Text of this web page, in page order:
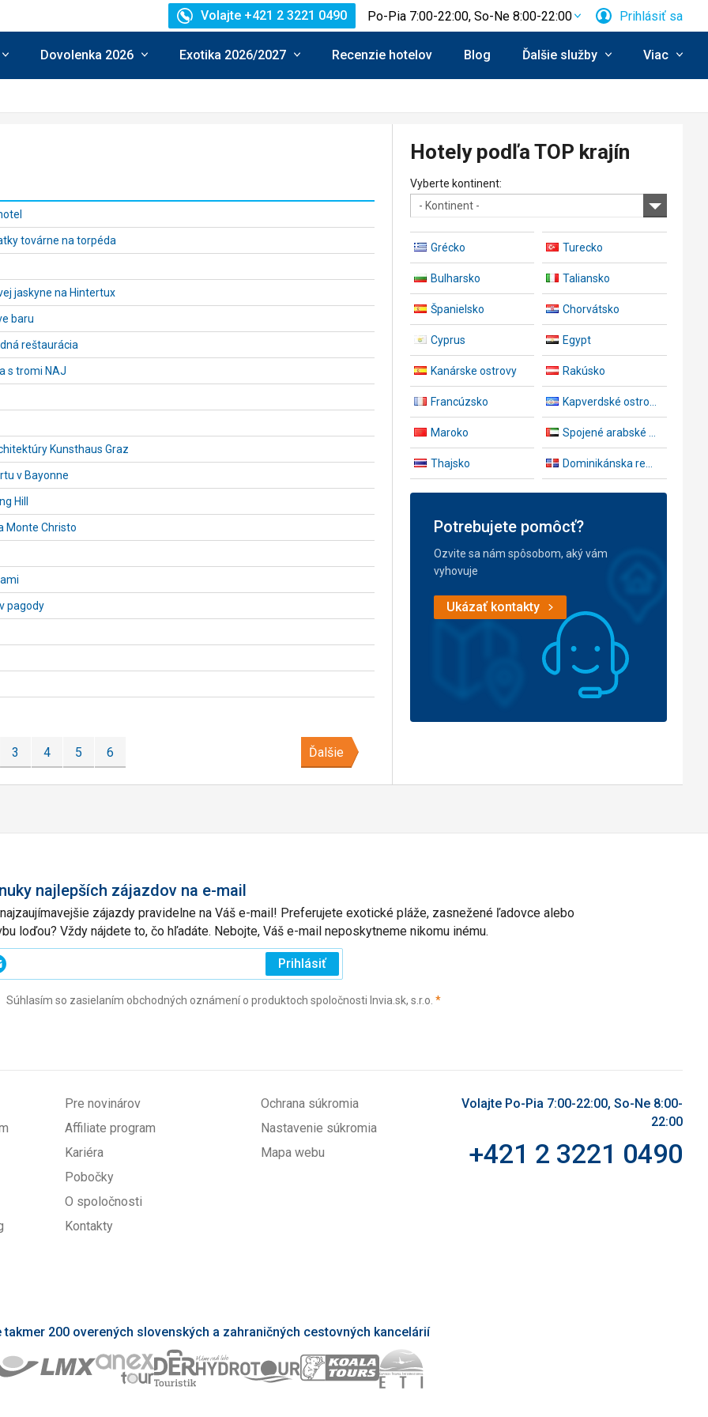
Volajte +421 2 3221 0490 Po-Pia 7:00-22:00, So-Ne 8:00-22:00 Prihlásiť sa
Dovolenka 2026 Exotika 2026/2027 Recenzie hotelov Blog Ďalšie služby Viac
továrne na torpéda
jaskyne na Hintertux
baru
reštaurácia
s tromi NAJ
Kunsthaus Graz
v Bayonne
Hill
Monte Christo
pagody
3 4 5 6 Ďalšie
Hotely podľa TOP krajín
Vyberte kontinent:
- Kontinent -
Grécko Turecko
Bulharsko Taliansko
Španielsko Chorvátsko
Cyprus Egypt
Kanárske ostrovy Rakúsko
Francúzsko Kapverdské ostrovy
Maroko Spojené arabské emiráty
Thajsko Dominikánska republika
Potrebujete pomôcť?
Ozvite sa nám spôsobom, aký vám
vyhovuje
Ukázať kontakty
najlepších zájazdov na e-mail
zájazdy pravidelne na Váš e-mail! Preferujete exotické pláže, zasnežené ľadovce alebo
loďou? Vždy nájdete to, čo hľadáte. Nebojte, Váš e-mail neposkytneme nikomu inému.
Prihlásiť
Súhlasím so zasielaním obchodných oznámení o produktoch spoločnosti Invia.sk, s.r.o. *(povinné)
Pre novinárov
Affiliate program
Kariéra
Pobočky
O spoločnosti
Kontakty
Ochrana súkromia
Nastavenie súkromia
Mapa webu
Volajte Po-Pia 7:00-22:00, So-Ne 8:00-
22:00
+421 2 3221 0490
takmer 200 overených slovenských a zahraničných cestovných kancelárií